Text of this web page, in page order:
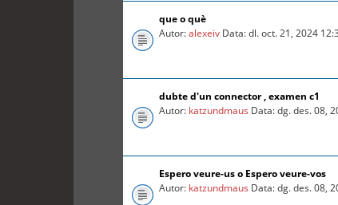
que o què
Autor:alexeiv Data: dl. oct. 21, 2024
dubte d'un connector , examen c1
Autor: katzundmaus Data: dg. des. 08,
Espero veure-us o Espero veure-vos
Autor: katzundmaus Data: dg. des. 08,